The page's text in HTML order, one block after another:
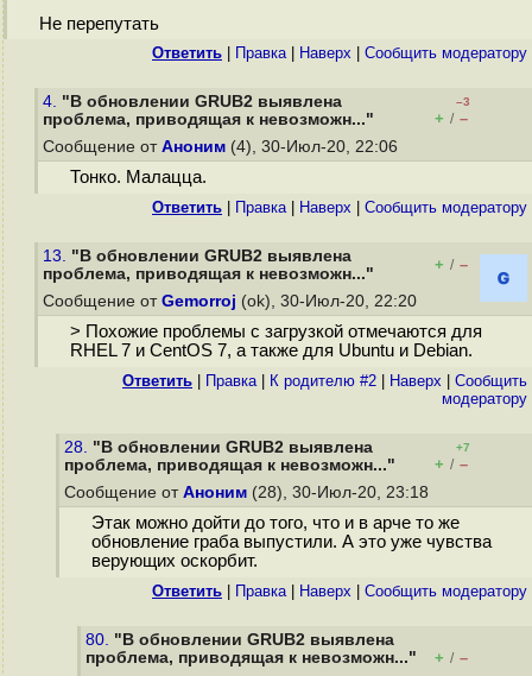
Не перепутать
Ответить Правка| Наверх Cообщить модератору
4. "В обновлении GRUB2 выявлена
проблема, приводящая к невозможн..."
–3
+ / –
Сообщение от Аноним (4), 30-Июл-20, 22:06
Тонко. Малацца.
Ответить Правка| Наверх Cообщить модератору
13. "В обновлении GRUB2 выявлена
проблема, приводящая к невозможн..."
+ / –
Сообщение от Gemorroj (ok), 30-Июл-20, 22:20
> Похожие проблемы с загрузкой отмечаются для
RHEL 7 и CentOS 7, а также для Ubuntu и Debian.
Ответить Правка| К родителю #2 Наверх
Cообщить
модератору
28. "В обновлении GRUB2 выявлена
проблема, приводящая к невозможн..."
+7
+ / –
Сообщение от Аноним (28), 30-Июл-20, 23:18
Этак можно дойти до того, что и в арче то же
обновление граба выпустили. А это уже чувства
верующих оскорбит.
Ответить Правка| Наверх Cообщить модератору
80. "В обновлении GRUB2 выявлена
проблема, приводящая к невозможн..."
+ / –